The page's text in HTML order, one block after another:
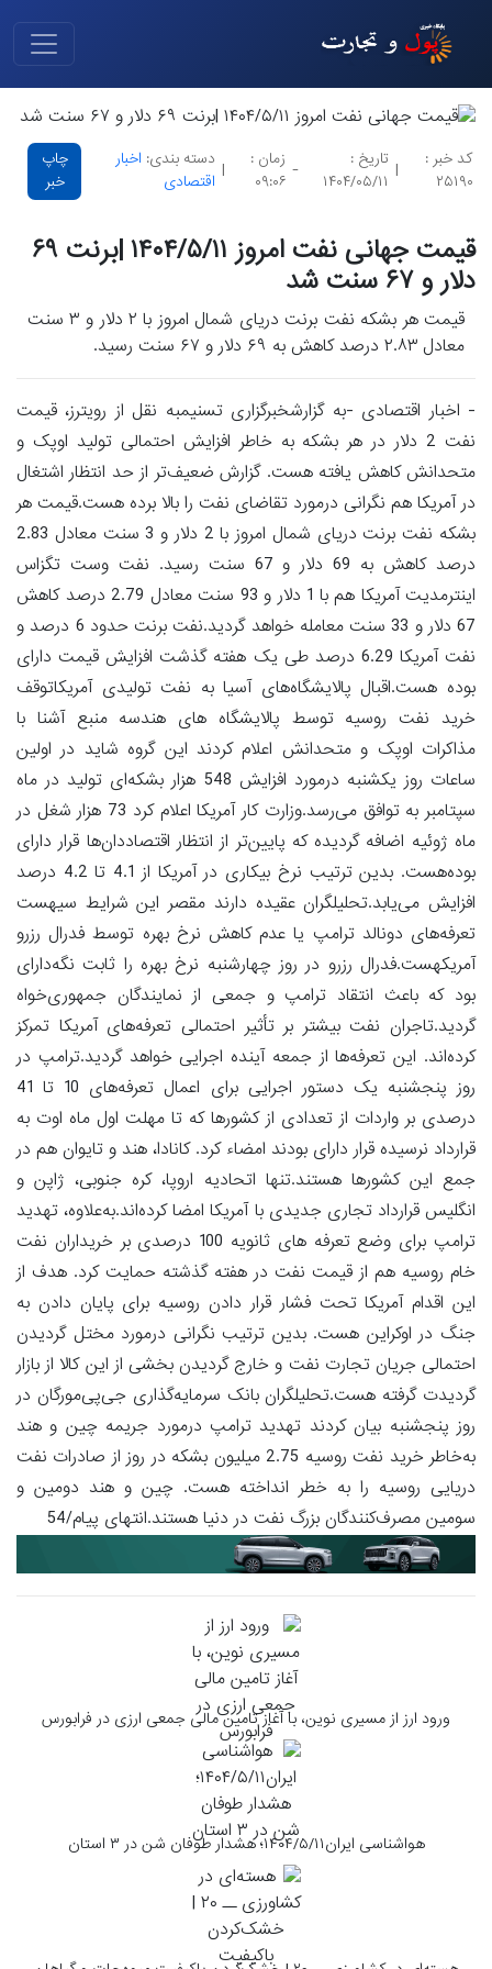
کد خبر :
۲۵۱۹۰
|
تاریخ :
۱۴۰۴/۰۵/۱۱
-
زمان :
۰۹:۰۶
|
دسته بندی: اخبار
اقتصادی
چاپ
خبر
قیمت جهانی نفت امروز ۱۴۰۴/۵/۱۱ |برنت ۶۹
دلار و ۶۷ سنت شد
قیمت هر بشکه نفت برنت دریای شمال امروز با ۲ دلار و ۳ سنت
معادل ۲.۸۳ درصد کاهش به ۶۹ دلار و ۶۷ سنت رسید.
- اخبار اقتصادی -به گزارشخبرگزاری تسنیمبه نقل از رویترز، قیمت
نفت 2 دلار در هر بشکه به خاطر افزایش احتمالی تولید اوپک و
متحدانش کاهش یافته هست. گزارش ضعیف‌تر از حد انتظار اشتغال
در آمریکا هم نگرانی درمورد تقاضای نفت را بالا برده هست.قیمت هر
بشکه نفت برنت دریای شمال امروز با 2 دلار و 3 سنت معادل 2.83
درصد کاهش به 69 دلار و 67 سنت رسید. نفت وست تگزاس
اینترمدیت آمریکا هم با 1 دلار و 93 سنت معادل 2.79 درصد کاهش
67 دلار و 33 سنت معامله خواهد گردید.نفت برنت حدود 6 درصد و
نفت آمریکا 6.29 درصد طی یک هفته گذشت افزایش قیمت دارای
بوده هست.اقبال پالایشگاه‌های آسیا به نفت تولیدی آمریکاتوقف
خرید نفت روسیه توسط پالایشگاه های هندسه منبع آشنا با
مذاکرات اوپک و متحدانش اعلام کردند این گروه شاید در اولین
ساعات روز یکشنبه درمورد افزایش 548 هزار بشکه‌ای تولید در ماه
سپتامبر به توافق می‌رسد.وزارت کار آمریکا اعلام کرد 73 هزار شغل در
ماه ژوئیه اضافه گردیده که پایین‌تر از انتظار اقتصاددان‌ها قرار دارای
بوده‌هست. بدین ترتیب نرخ بیکاری در آمریکا از 4.1 تا 4.2 درصد
افزایش می‌یابد.تحلیلگران عقیده دارند مقصر این شرایط سیهست
تعرفه‌های دونالد ترامپ یا عدم کاهش نرخ بهره توسط فدرال رزرو
آمریکهست.فدرال رزرو در روز چهارشنبه نرخ بهره را ثابت نگه‌دارای
بود که باعث انتقاد ترامپ و جمعی از نمایندگان جمهوری‌خواه
گردید.تاجران نفت بیشتر بر تأثیر احتمالی تعرفه‌های آمریکا تمرکز
کرده‌اند. این تعرفه‌ها از جمعه آینده اجرایی خواهد گردید.ترامپ در
روز پنجشنبه یک دستور اجرایی برای اعمال تعرفه‌های 10 تا 41
درصدی بر واردات از تعدادی از کشورها که تا مهلت اول ماه اوت به
قرارداد نرسیده قرار دارای بودند امضاء کرد. کانادا، هند و تایوان هم در
جمع این کشورها هستند.تنها اتحادیه اروپا، کره جنوبی، ژاپن و
انگلیس قرارداد تجاری جدیدی با آمریکا امضا کرده‌اند.به‌علاوه، تهدید
ترامپ برای وضع تعرفه های ثانویه 100 درصدی بر خریداران نفت
خام روسیه هم از قیمت نفت در هفته گذشته حمایت کرد. هدف از
این اقدام آمریکا تحت فشار قرار دادن روسیه برای پایان دادن به
جنگ در اوکراین هست. بدین ترتیب نگرانی درمورد مختل گردیدن
احتمالی جریان تجارت نفت و خارج گردیدن بخشی از این کالا از بازار
گردیدت گرفته هست.تحلیلگران بانک سرمایه‌گذاری جی‌پی‌مورگان در
روز پنجشنبه بیان کردند تهدید ترامپ درمورد جریمه چین و هند
به‌خاطر خرید نفت روسیه 2.75 میلیون بشکه در روز از صادرات نفت
دریایی روسیه را به خطر انداخته هست. چین و هند دومین و
سومین مصرف‌کنندگان بزرگ نفت در دنیا هستند.انتهای پیام/54
ورود ارز از مسیری نوین، با آغاز تامین مالی جمعی ارزی در فرابورس
هواشناسی ایران۱۴۰۴/۵/۱۱؛ هشدار طوفان شن در ۳ استان